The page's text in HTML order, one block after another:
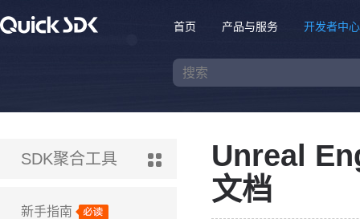
首页 产品与服务 开发者中心
SDK聚合工具
新手指南
Unreal
文档